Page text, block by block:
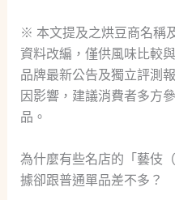
※ 本文提及之烘豆商名稱
資料改編，僅供風味比較
品牌最新公告及獨立評測
因影響，建議消費者多方
品。
為什麼有些名店的「藝伎
據卻跟普通單品差不多？